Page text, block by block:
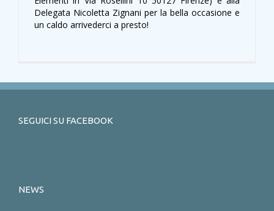
Delegata Nicoletta Zignani per la bella occasione e
un caldo arrivederci a presto!
SEGUICI SU FACEBOOK
NEWS